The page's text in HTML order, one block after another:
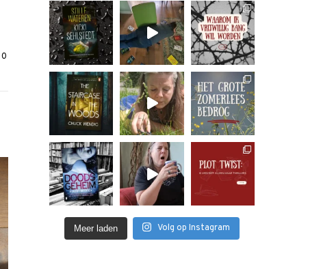
0
Meer laden Volg op Instagram